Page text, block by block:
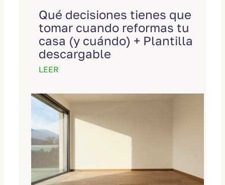
Qué decisiones tienes que
tomar cuando reformas tu
casa (y cuándo) + Plantilla
descargable
LEER